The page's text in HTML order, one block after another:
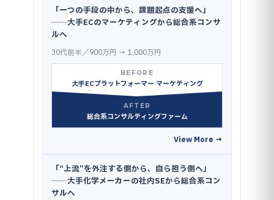
「一つの手段の中から、課題起点の支援へ」
──大手ECのマーケティングから総合系コンサ
ルへ
30代前半／900万円 → 1,000万円
BEFORE
大手ECプラットフォーマー マーケティング
AFTER
総合系コンサルティングファーム
View More →
「“上流”を外注する側から、自ら担う側へ」
──大手化学メーカーの社内SEから総合系コン
サルへ